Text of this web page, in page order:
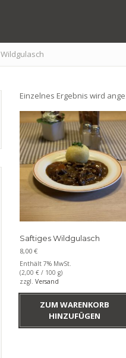
Wildgulasch
Einzelnes Ergebnis wird
Saftiges Wildgulasch
8,00 €
Enthält 7% MwSt.
(2,00 €/ 100 g)
zzgl. Versand
ZUM WARENKORB
HINZUFÜGEN